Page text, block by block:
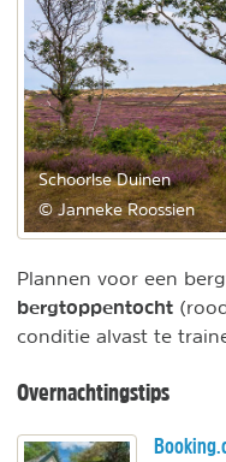
Schoorlse Duinen
© Janneke Roossien
Plannen voor een
bergtoppentocht
conditie alvast te
Overnachtingstips